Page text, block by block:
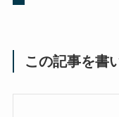
この記事を書